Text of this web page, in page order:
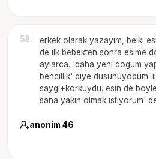
58.
erkek olarak yazayim, belki
de ilk bebekten sonra esime
aylarca. 'daha yeni dogum
bencillik' diye dusunuyodum.
saygi+korkuydu. esin de
sana yakin olmak istiyorum'
anonim 46